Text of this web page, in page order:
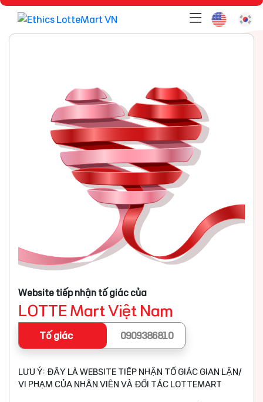
Website tiếp nhận tố giác của
LOTTE Mart Việt Nam
Tố giác 0909386810
LƯU Ý: ĐÂY LÀ WEBSITE TIẾP NHẬN TỐ GIÁC GIAN LẬN/
VI PHẠM CỦA NHÂN VIÊN VÀ ĐỐI TÁC LOTTEMART